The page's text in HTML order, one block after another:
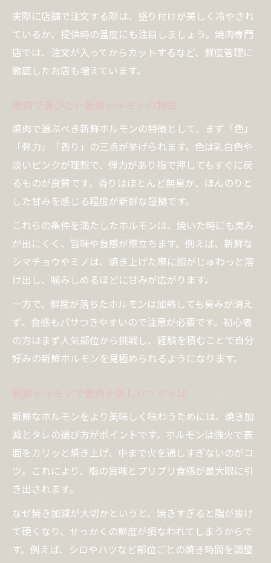
実際に店舗で注文する際は、盛り付けが美しく冷やされ
ているか、提供時の温度にも注目しましょう。焼肉専門
店では、注文が入ってからカットするなど、鮮度管理に
徹底したお店も増えています。
焼肉で選びたい新鮮ホルモンの特徴
焼肉で選ぶべき新鮮ホルモンの特徴として、まず「色」
「弾力」「香り」の三点が挙げられます。色は乳白色や
淡いピンクが理想で、弾力があり指で押してもすぐに戻
るものが良質です。香りはほとんど無臭か、ほんのりと
した甘みを感じる程度が新鮮な証拠です。
これらの条件を満たしたホルモンは、焼いた時にも臭み
が出にくく、旨味や食感が際立ちます。例えば、新鮮な
シマチョウやミノは、焼き上げた際に脂がじゅわっと溶
け出し、噛みしめるほどに甘みが広がります。
一方で、鮮度が落ちたホルモンは加熱しても臭みが消え
ず、食感もパサつきやすいので注意が必要です。初心者
の方はまず人気部位から挑戦し、経験を積むことで自分
好みの新鮮ホルモンを見極められるようになります。
新鮮ホルモンで焼肉を楽しむコツとは
新鮮なホルモンをより美味しく味わうためには、焼き加
減とタレの選び方がポイントです。ホルモンは強火で表
面をカリッと焼き上げ、中まで火を通しすぎないのがコ
ツ。これにより、脂の旨味とプリプリ食感が最大限に引
き出されます。
なぜ焼き加減が大切かというと、焼きすぎると脂が抜け
て硬くなり、せっかくの鮮度が損なわれてしまうからで
す。例えば、シロやハツなど部位ごとの焼き時間を調整